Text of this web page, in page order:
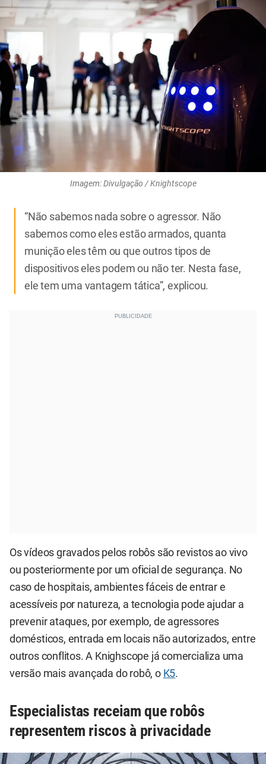
Imagem: Divulgação / Knightscope
“Não sabemos nada sobre o agressor. Não
sabemos como eles estão armados, quanta
munição eles têm ou que outros tipos de
dispositivos eles podem ou não ter. Nesta fase,
ele tem uma vantagem tática”, explicou.
Os vídeos gravados pelos robôs são revistos ao vivo
ou posteriormente por um oficial de segurança. No
caso de hospitais, ambientes fáceis de entrar e
acessíveis por natureza, a tecnologia pode ajudar a
prevenir ataques, por exemplo, de agressores
domésticos, entrada em locais não autorizados, entre
outros conflitos. A Knighscope já comercializa uma
versão mais avançada do robô, o K5.
Especialistas receiam que robôs
representem riscos à privacidade